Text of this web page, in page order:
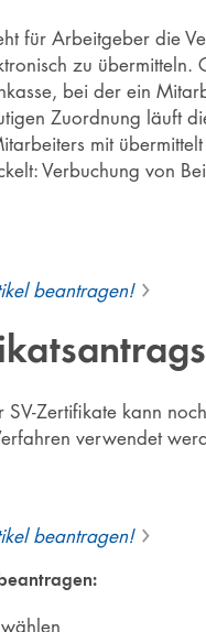
für Arbeitgeber die
zu
bei der ein
Zuordnung läuft
mit
Verbuchung von
beantragen!
SV-Zertifikate kann
verwendet
beantragen!